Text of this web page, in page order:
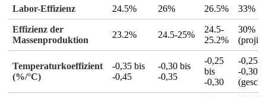
Labor-Effizienz 24.5% 26% 26.5% 33%
Effizienz der
Massenproduktion
23.2% 24.5-25%
24.5-
25.2%
30%
Temperaturkoeffizient
(%/°C)
-0,35 bis
-0,45
-0,30 bis
-0,35
-0,25
bis
-0,30
-0,25
-0,30